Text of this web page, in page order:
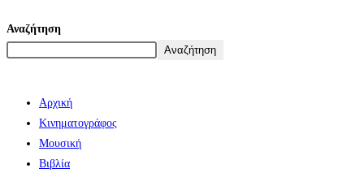
Αναζήτηση
Αναζήτηση
Αρχική
Κινηματογράφος
Μουσική
Βιβλία